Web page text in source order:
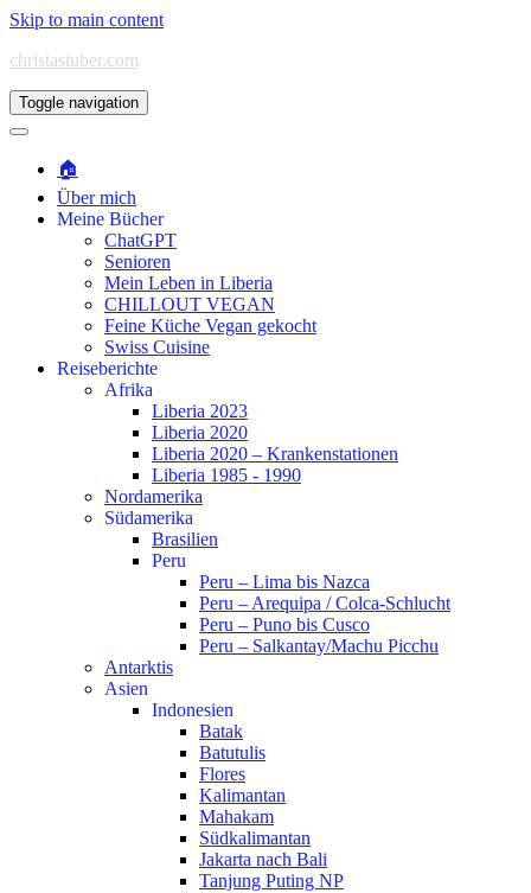
Skip to main content
christastuber.com
Toggle navigation
🏠
Über mich
Meine Bücher
ChatGPT
Senioren
Mein Leben in Liberia
CHILLOUT VEGAN
Feine Küche Vegan gekocht
Swiss Cuisine
Reiseberichte
Afrika
Liberia 2023
Liberia 2020
Liberia 2020 – Krankenstationen
Liberia 1985 - 1990
Nordamerika
Südamerika
Brasilien
Peru
Peru – Lima bis Nazca
Peru – Arequipa / Colca-Schlucht
Peru – Puno bis Cusco
Peru – Salkantay/Machu Picchu
Antarktis
Asien
Indonesien
Batak
Batutulis
Flores
Kalimantan
Mahakam
Südkalimantan
Jakarta nach Bali
Tanjung Puting NP